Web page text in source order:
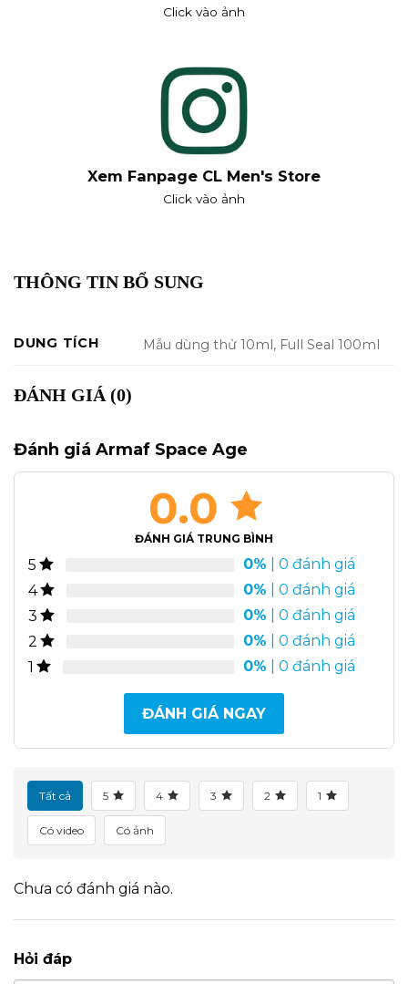
Click vào ảnh
Xem Fanpage CL Men's Store
Click vào ảnh
THÔNG TIN BỔ SUNG
DUNG TÍCH Mẫu dùng thử 10ml, Full Seal 100ml
ĐÁNH GIÁ (0)
Đánh giá Armaf Space Age
0.0
ĐÁNH GIÁ TRUNG BÌNH
5 0% | 0 đánh giá
4
0% | 0 đánh giá
3
0% | 0 đánh giá
2
0% | 0 đánh giá
1
0% | 0 đánh giá
ĐÁNH GIÁ NGAY
Tất cả 5 4 3 2 1
Có video Có ảnh
Chưa có đánh giá nào.
Hỏi đáp